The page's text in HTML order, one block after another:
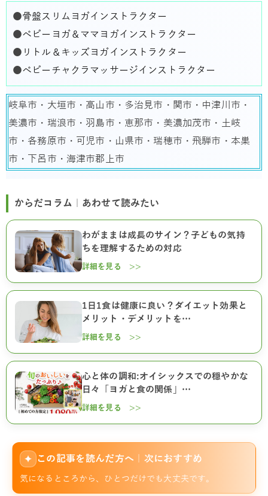
●骨盤スリムヨガインストラクター
●ベビーヨガ＆ママヨガインストラクター
● リトル＆キッズヨガインストラクター
●ベビーチャクラマッサージインストラクター
岐阜市・大垣市・高山市・多治見市・関市・中津川市・
美濃市・瑞浪市・羽島市・恵那市・美濃加茂市・土岐
市・各務原市・可児市・山県市・瑞穂市・飛騨市・本巣
市・下呂市・海津市郡上市
からだコラム｜あわせて読みたい
わがままは成長のサイン？子どもの気持
ちを理解するための対応
詳細を見る >>
1日1食は健康に良い？ダイエット効果と
メリット・デメリットを…
詳細を見る >>
心と体の調和:オイシックスでの穏やかな
日々「ヨガと食の関係」…
詳細を見る >>
✦ この記事を読んだ方へ｜次におすすめ
気になるところから、ひとつだけでも大丈夫です。